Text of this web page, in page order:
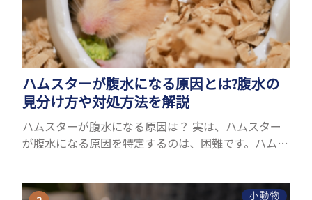
ハムスターが腹水になる原因とは?腹水の
見分け方や対処方法を解説
ハムスターが腹水になる原因は？ 実は、ハムスター
が腹水になる原因を特定するのは、困難です。ハムス
理由はさま...
小動物